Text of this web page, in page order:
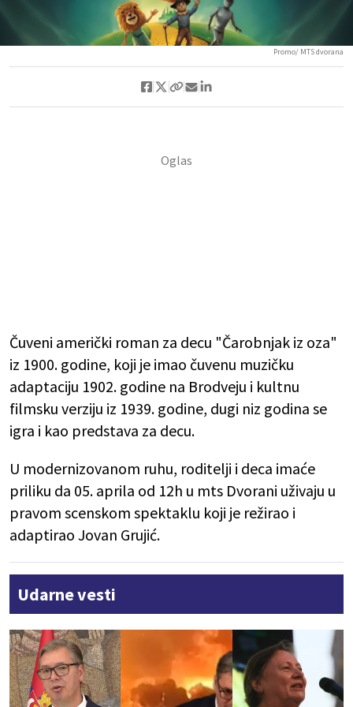
Promo/ MTS dvorana
Čuveni američki roman za decu "Čarobnjak iz oza"
iz 1900. godine, koji je imao čuvenu muzičku
adaptaciju 1902. godine na Brodveju i kultnu
filmsku verziju iz 1939. godine, dugi niz godina se
igra i kao predstava za decu.
U modernizovanom ruhu, roditelji i deca imaće
priliku da 05. aprila od 12h u mts Dvorani uživaju u
pravom scenskom spektaklu koji je režirao i
adaptirao Jovan Grujić.
Udarne vesti